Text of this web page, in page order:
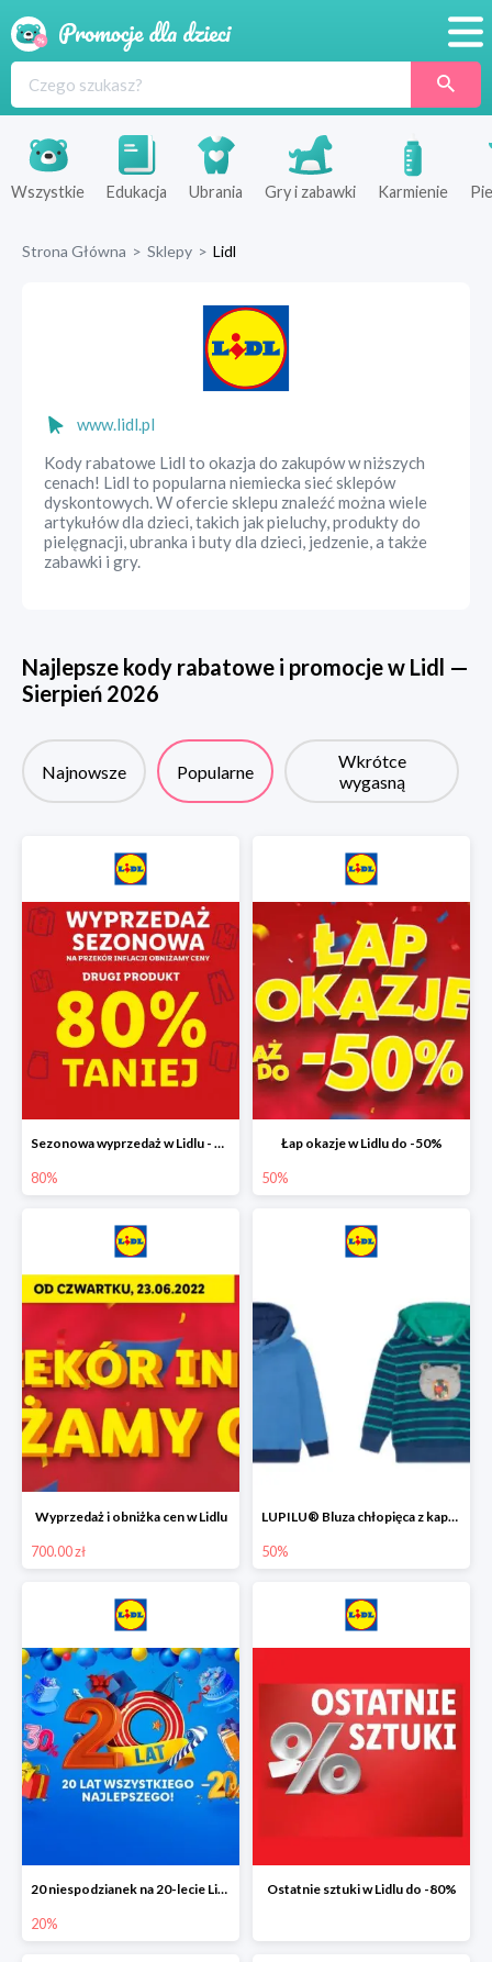
Produkty
Sklepy
Wszystkie Edukacja Ubrania Gry i zabawki Karmienie
Strona Główna > Sklepy > Lidl
www.lidl.pl
Kody rabatowe Lidl to okazja do zakupów w niższych
cenach! Lidl to popularna niemiecka sieć sklepów
dyskontowych. W ofercie sklepu znaleźć można wiele
artykułów dla dzieci, takich jak pieluchy, produkty do
pielęgnacji, ubranka i buty dla dzieci, jedzenie, a także
zabawki i gry.
Najlepsze kody rabatowe i promocje w Lidl —
Sierpień 2026
Najnowsze Popularne
Wkrótce
wygasną
Sezonowa wyprzedaż w Lidlu - drugi produkt -80%
80%
Łap okazje w Lidlu do -50%
50%
Wyprzedaż i obniżka cen w Lidlu
700.00 zł
LUPILU® Bluza chłopięca z kapturem
50%
20 niespodzianek na 20-lecie Lidla do -20%
20%
Ostatnie sztuki w Lidlu do -80%